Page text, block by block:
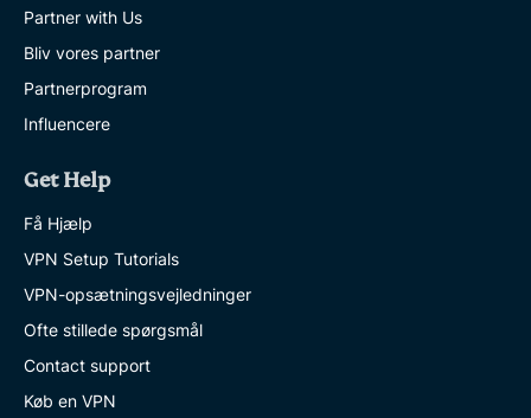
Partner with Us
Bliv vores partner
Partnerprogram
Influencere
Get Help
Få Hjælp
VPN Setup Tutorials
VPN-opsætningsvejledninger
Ofte stillede spørgsmål
Contact support
Køb en VPN